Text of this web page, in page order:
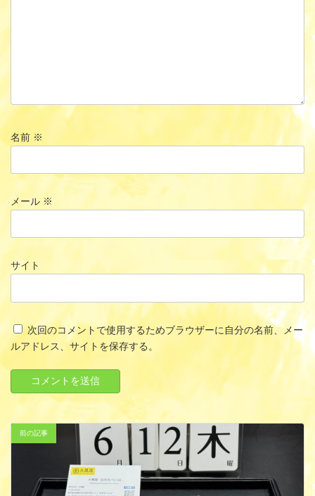
名前 ※
メール ※
サイト
次回のコメントで使用するためブラウザーに自分の名前、メー
ルアドレス、サイトを保存する。
前の記事